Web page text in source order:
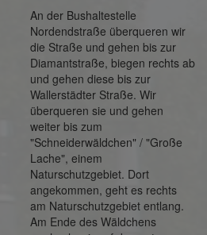
An der Bushaltestelle
Nordendstraße überqueren wir
die Straße und gehen bis zur
Diamantstraße, biegen rechts ab
und gehen diese bis zur
Wallerstädter Straße. Wir
überqueren sie und gehen
weiter bis zum
"Schneiderwäldchen" / "Große
Lache", einem
Naturschutzgebiet. Dort
angekommen, geht es rechts
am Naturschutzgebiet entlang.
Am Ende des Wäldchens